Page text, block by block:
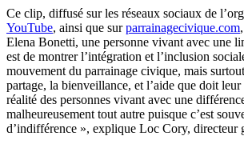
Ce clip, diffusé sur les réseaux sociaux de
YouTube, ainsi que surparrainagecivique.com
Elena Bonetti, une personne vivant avec une
est de montrer l’intégration et l’inclusion
mouvement du parrainage civique, mais
partage, la bienveillance, et l’aide que doit
réalité des personnes vivant avec une
malheureusement tout autre puisque c’est
d’indifférence », explique Loc Cory, directeur